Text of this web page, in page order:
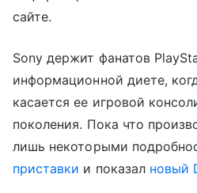
сайте.
Sony держит фанатов
информационной диете,
касается ее игровой
поколения. Пока что
лишь некоторыми
приставки и показал новый